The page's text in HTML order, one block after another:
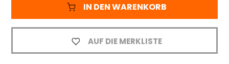
IN DEN WARENKORB
AUF DIE MERKLISTE